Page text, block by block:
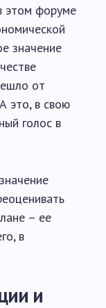
этом форуме
значение
от
это, в свою
голос в
– ее
в
и